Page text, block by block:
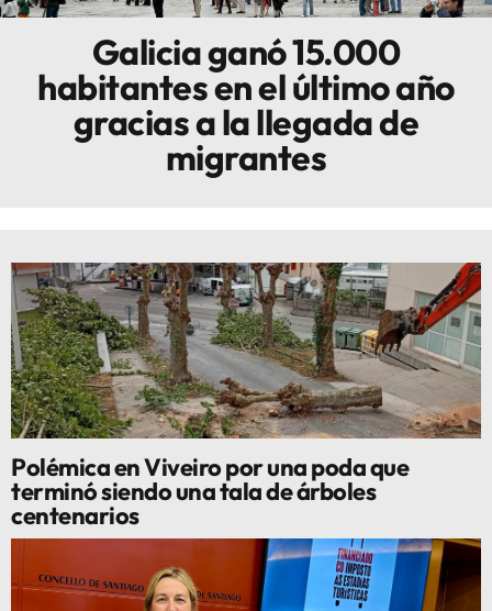
Galicia ganó 15.000
habitantes en el último año
gracias a la llegada de
migrantes
Polémica en Viveiro por una poda que
terminó siendo una tala de árboles
centenarios